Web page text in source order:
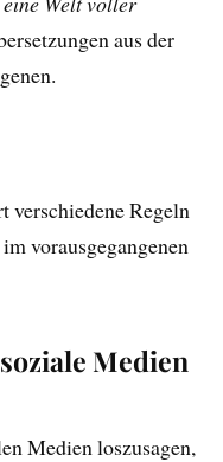
aus der
verschiedene Regeln
vorausgegangenen
Medien
Medien loszusagen,